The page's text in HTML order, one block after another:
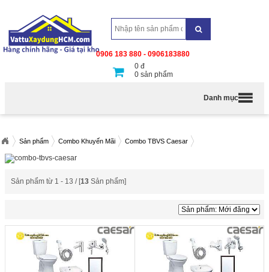
0906 183 880 - 0906183880
0 đ
0 sản phẩm
Danh mục
Sản phẩm Combo Khuyến Mãi Combo TBVS Caesar
Sản phẩm từ 1 - 13 / [13 Sản phẩm]